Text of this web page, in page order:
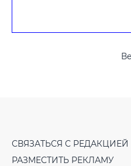
СВЯЗАТЬСЯ С РЕДАКЦИЕЙ
РАЗМЕСТИТЬ РЕКЛАМУ